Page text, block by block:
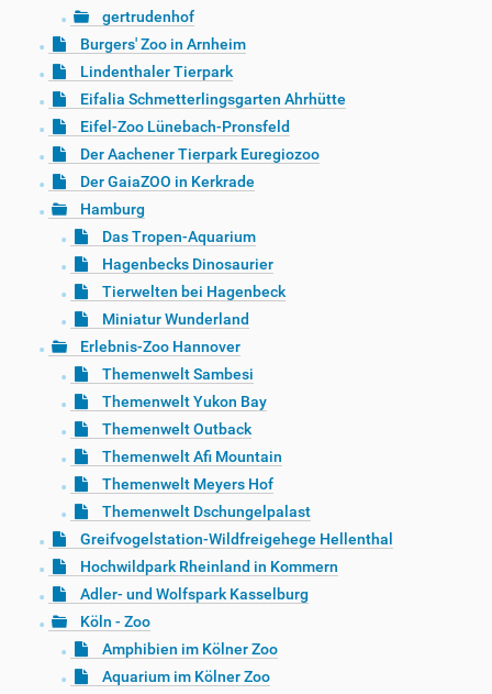
gertrudenhof
Burgers' Zoo in Arnheim
Lindenthaler Tierpark
Eifalia Schmetterlingsgarten Ahrhütte
Eifel-Zoo Lünebach-Pronsfeld
Der Aachener Tierpark Euregiozoo
Der GaiaZOO in Kerkrade
Hamburg
Das Tropen-Aquarium
Hagenbecks Dinosaurier
Tierwelten bei Hagenbeck
Miniatur Wunderland
Erlebnis-Zoo Hannover
Themenwelt Sambesi
Themenwelt Yukon Bay
Themenwelt Outback
Themenwelt Afi Mountain
Themenwelt Meyers Hof
Themenwelt Dschungelpalast
Greifvogelstation-Wildfreigehege Hellenthal
Hochwildpark Rheinland in Kommern
Adler- und Wolfspark Kasselburg
Köln - Zoo
Amphibien im Kölner Zoo
Aquarium im Kölner Zoo